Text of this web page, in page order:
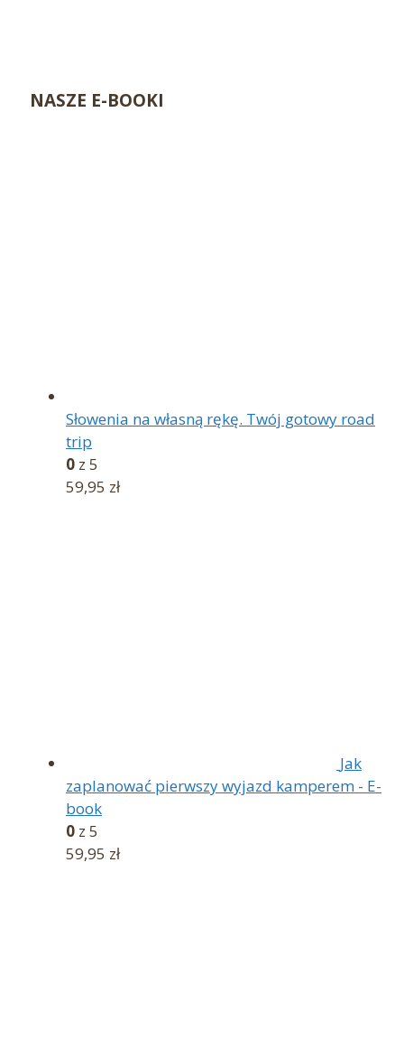
NASZE E-BOOKI
Słowenia na własną rękę. Twój gotowy road
trip
0 z 5
59,95 zł
Jak
zaplanować pierwszy wyjazd kamperem - E-
book
0 z 5
59,95 zł